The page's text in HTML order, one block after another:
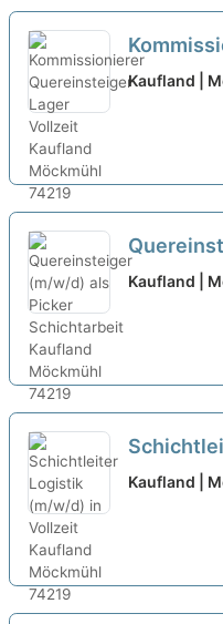
Lager
Kaufland |
Kaufland |
Vollzeit
Kaufland |